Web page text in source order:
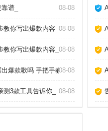
的句子，还得靠人工打
谱_ 08-08
你写出爆款内容_ 08-08
你写出爆款内容_ 08-08
爆款歌吗 手把手教你玩转AI作歌_
08-08
3款工具告诉你_ 08-08